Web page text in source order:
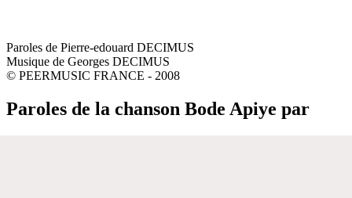
Paroles de Pierre-edouard DECIMUS
Musique de Georges DECIMUS
© PEERMUSIC FRANCE - 2008
Paroles de la chanson Bode Apiye par